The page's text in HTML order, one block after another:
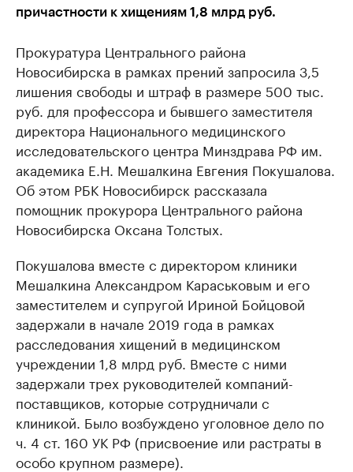
причастности к хищениям 1,8 млрд руб.
Прокуратура Центрального района
Новосибирска в рамках прений запросила 3,5
лишения свободы и штраф в размере 500 тыс.
руб. для профессора и бывшего заместителя
директора Национального медицинского
исследовательского центра Минздрава РФ им.
академика Е.Н. Мешалкина Евгения Покушалова.
Об этом РБК Новосибирск рассказала
помощник прокурора Центрального района
Новосибирска Оксана Толстых.
Покушалова вместе с директором клиники
Мешалкина Александром Караськовым и его
заместителем и супругой Ириной Бойцовой
задержали в начале 2019 года в рамках
расследования хищений в медицинском
учреждении 1,8 млрд руб. Вместе с ними
задержали трех руководителей компаний-
поставщиков, которые сотрудничали с
клиникой. Было возбуждено уголовное дело по
ч. 4 ст. 160 УК РФ (присвоение или растраты в
особо крупном размере).